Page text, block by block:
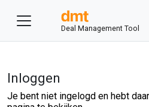
Deal Management Tool
Inloggen
Je bent niet ingelogd en hebt